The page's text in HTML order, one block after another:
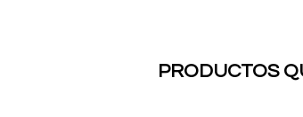
PRODUCTOS